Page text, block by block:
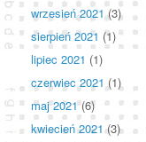
wrzesień 2021(3)
sierpień 2021 (1)
lipiec 2021 (1)
czerwiec 2021 (1)
maj 2021(6)
kwiecień 2021 (3)